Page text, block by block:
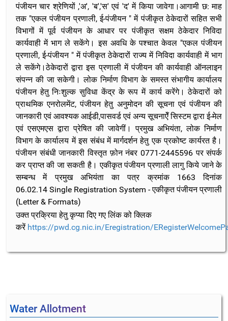
पंजीयन चार श्रेणियों ,'अ', 'ब','स' एवं 'द' में किया जावेगा।आगामी छ: माह
तक "एकल पंजीयन प्रणाली, ई-पंजीयन " में पंजीकृत ठेकेदारों सहित सभी
विभागों में पूर्व पंजीयन के आधार पर पंजीकृत सक्षम ठेकेदार निविदा
कार्यवाही में भाग ले सकेंगे। इस अवधि के पश्चात केवल "एकल पंजीयन
प्रणाली, ई-पंजीयन " में पंजीकृत ठेकेदारों राज्य में निविदा कार्यवाही में भाग
ले सकेंगे।ठेकेदारों द्वारा इस प्रणाली में पंजीयन की कार्यवाही ऑनलाइन
संपन्न की जा सकेगी। लोक निर्माण विभाग के समस्त संभागीय कार्यालय
पंजीयन हेतु निःशुल्क सुविधा केंद्र के रूप में कार्य करेंगे। ठेकेदारों को
प्राथमिक एनरोलमेंट, पंजीयन हेतु अनुमोदन की सूचना एवं पंजीयन की
जानकारी एवं आवश्यक आईडी,पासवर्ड एवं अन्य सूचनाऐँ सिस्टम द्वारा ई-मेल
एवं एसएमएस द्वारा प्रेषित की जावेगीं। प्रमुख अभियंता, लोक निर्माण
विभाग के कार्यालय में इस संबंध में मार्गदर्शन हेतु एक प्रकोष्ट कार्यरत है।
पंजीयन संबंधी जानकारी विस्तृत फ़ोन नंबर 0771-2445596 पर संपर्क
कर प्राप्त की जा सकती है। एकीकृत पंजीयन प्रणाली लागु किये जाने के
सम्बन्ध में प्रमुख अभियंता का पत्र क्रमांक 1663 दिनांक
06.02.14 Single Registration System - एकीकृत पंजीयन प्रणाली
(Letter & Formats)
उक्त प्रक्रिया हेतु कृप्या दिए गए लिंक को क्लिक
करें https://pwd.cg.nic.in/Eregistration/
Water Allotment